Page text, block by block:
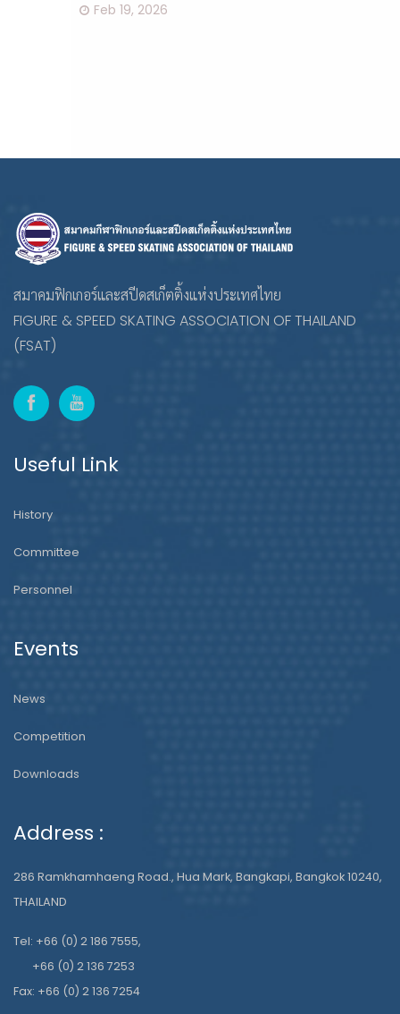
Feb 19, 2026
สมาคมฟิกเกอร์และสปีดสเก็ตติ้งแห่งประเทศไทย
FIGURE & SPEED SKATING ASSOCIATION OF THAILAND
(FSAT)
Useful Link
History
Committee
Personnel
Events
News
Competition
Downloads
Address :
286 Ramkhamhaeng Road., Hua Mark, Bangkapi, Bangkok 10240,
THAILAND
Tel: +66 (0) 2 186 7555,
+66 (0) 2 136 7253
Fax: +66 (0) 2 136 7254